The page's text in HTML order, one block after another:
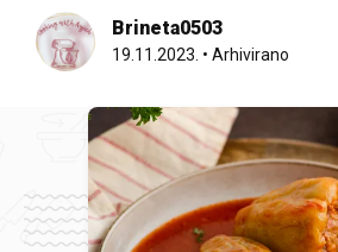
Brineta0503
19.11.2023. • Arhivirano